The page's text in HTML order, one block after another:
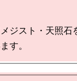
ジスト・天照石